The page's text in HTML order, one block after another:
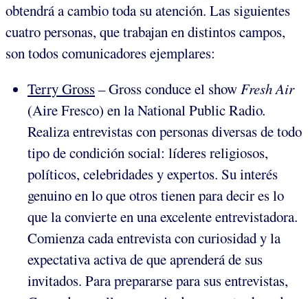
obtendrá a cambio toda su atención. Las siguientes
cuatro personas, que trabajan en distintos campos,
son todos comunicadores ejemplares:
Terry Gross– Gross conduce el showFresh Air
(Aire Fresco) en la National Public Radio.
Realiza entrevistas con personas diversas de todo
tipo de condición social: líderes religiosos,
políticos, celebridades y expertos. Su interés
genuino en lo que otros tienen para decir es lo
que la convierte en una excelente entrevistadora.
Comienza cada entrevista con curiosidad y la
expectativa activa de que aprenderá de sus
invitados. Para prepararse para sus entrevistas,